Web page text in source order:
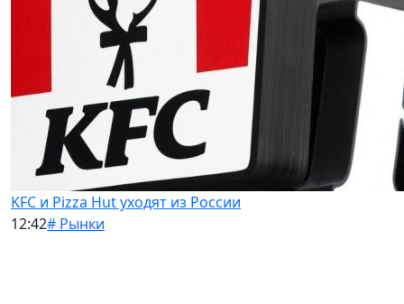
KFC и Pizza Hut уходят из России
12:42# Рынки